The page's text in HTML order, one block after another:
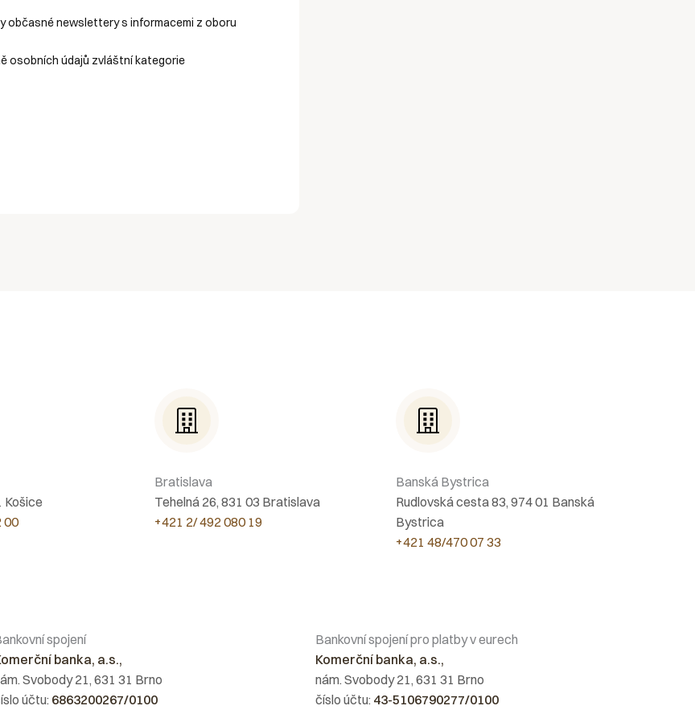
občasné newslettery s informacemi z oboru
osobních údajů zvláštní kategorie
Košice
00
Bratislava
Tehelná 26, 831 03 Bratislava
+421 2/ 492 080 19
Banská Bystrica
Rudlovská cesta 83, 974 01 Banská
Bystrica
+421 48/470 07 33
spojení
banka, a.s.,
Svobody 21, 631 31 Brno
účtu: 6863200267/0100
Bankovní spojení pro platby v eurech
Komerční banka, a.s.,
nám. Svobody 21, 631 31 Brno
číslo účtu: 43-5106790277/0100